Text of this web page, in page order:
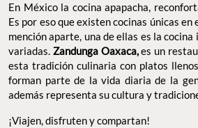
En México la cocina apapacha,
Es por eso que existen cocinas únicas en
mención aparte, una de ellas es la cocina
variadas. Zandunga Oaxaca,es un
esta tradición culinaria con platos
forman parte de la vida diaria de la
además representa su cultura y
¡Viajen, disfruten y compartan!